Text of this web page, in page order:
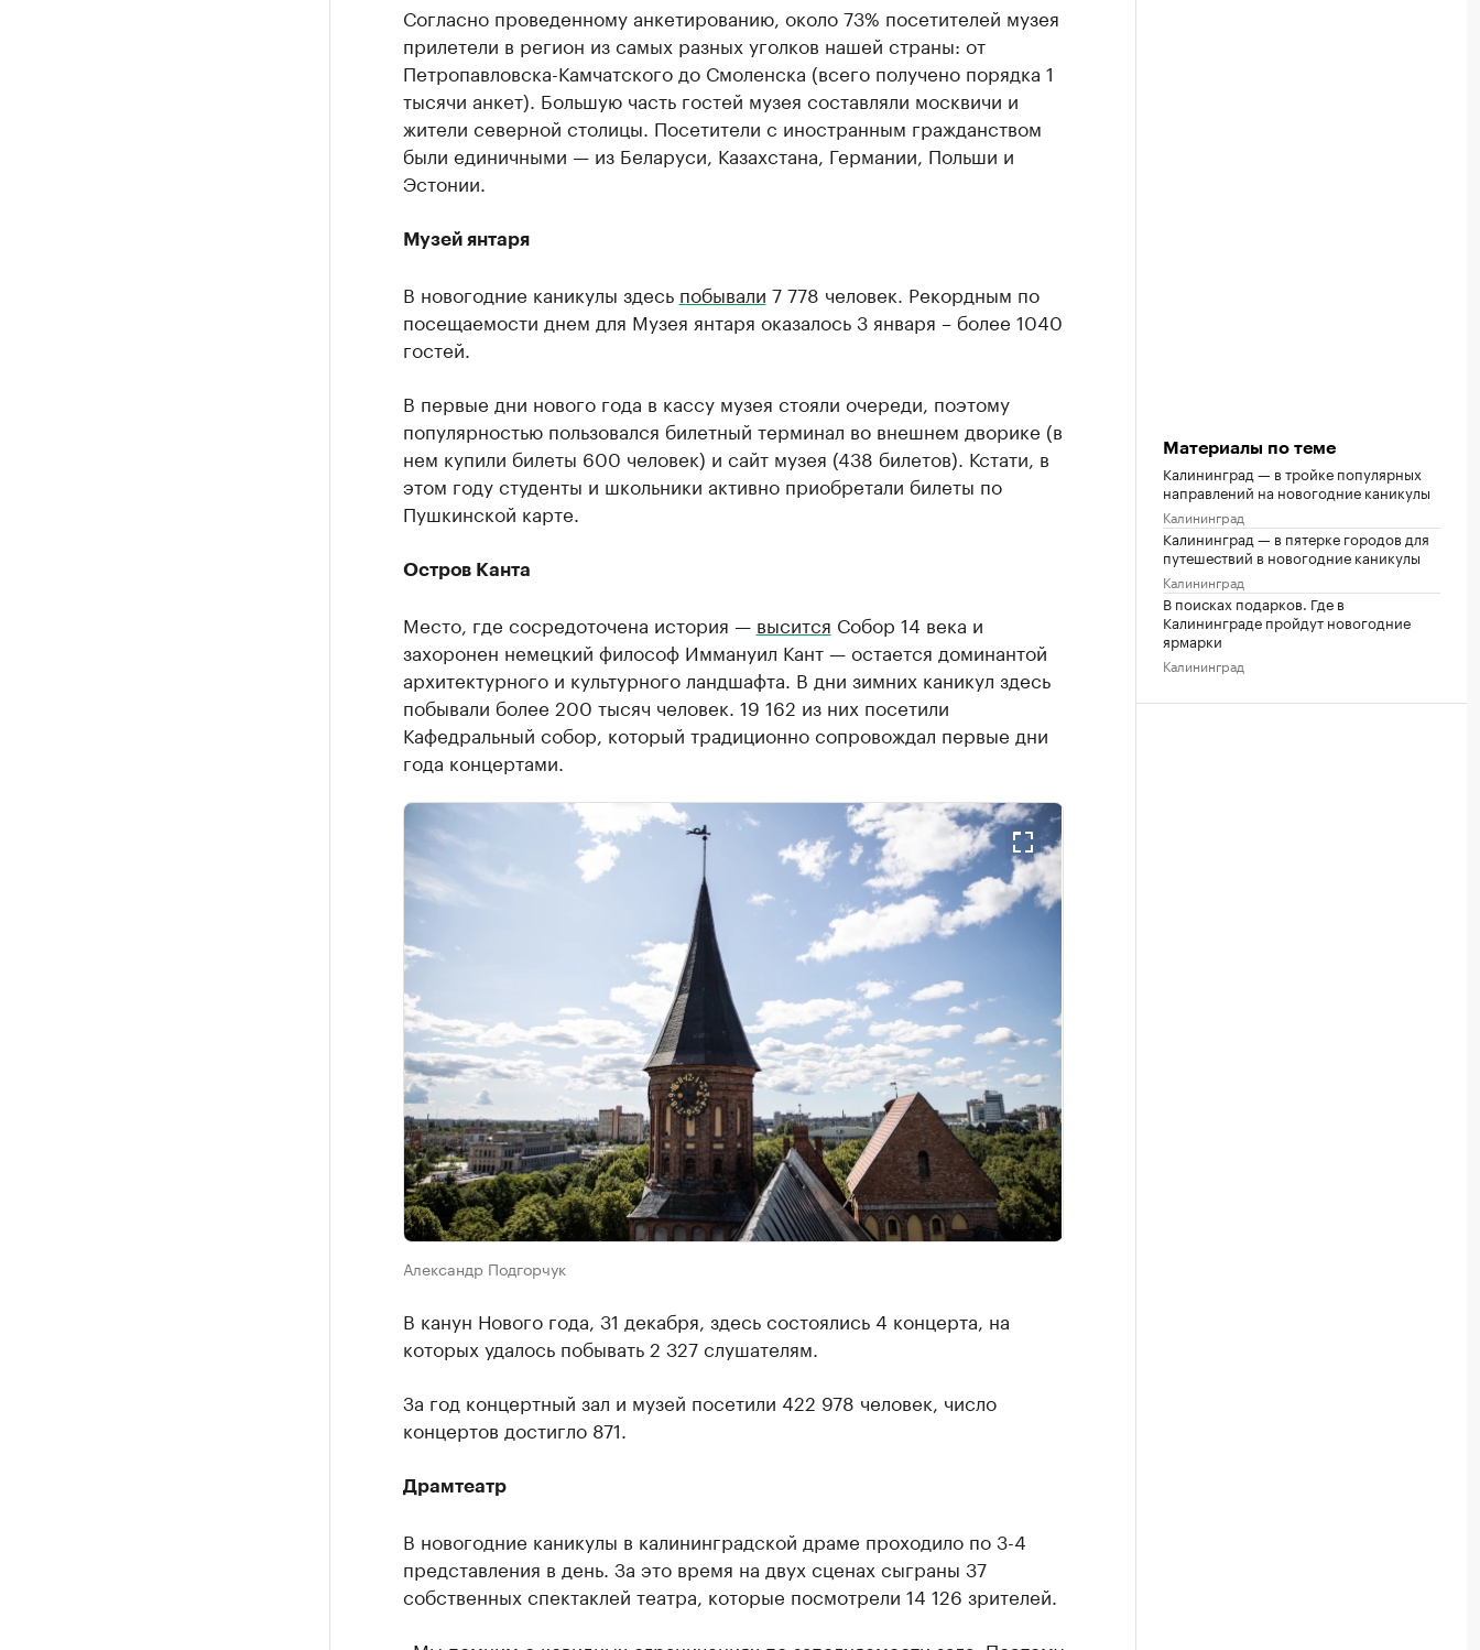
Согласно проведенному анкетированию, около 73% посетителей музея
прилетели в регион из самых разных уголков нашей страны: от
Петропавловска-Камчатского до Смоленска (всего получено порядка 1
тысячи анкет). Большую часть гостей музея составляли москвичи и
жители северной столицы. Посетители с иностранным гражданством
были единичными — из Беларуси, Казахстана, Германии, Польши и
Эстонии.
Музей янтаря
В новогодние каникулы здесь побывали 7 778 человек. Рекордным по
посещаемости днем для Музея янтаря оказалось 3 января – более 1040
гостей.
В первые дни нового года в кассу музея стояли очереди, поэтому
популярностью пользовался билетный терминал во внешнем дворике (в
нем купили билеты 600 человек) и сайт музея (438 билетов). Кстати, в
этом году студенты и школьники активно приобретали билеты по
Пушкинской карте.
Остров Канта
Место, где сосредоточена история — высится Собор 14 века и
захоронен немецкий философ Иммануил Кант — остается доминантой
архитектурного и культурного ландшафта. В дни зимних каникул здесь
побывали более 200 тысяч человек. 19 162 из них посетили
Кафедральный собор, который традиционно сопровождал первые дни
года концертами.
Александр Подгорчук
В канун Нового года, 31 декабря, здесь состоялись 4 концерта, на
которых удалось побывать 2 327 слушателям.
За год концертный зал и музей посетили 422 978 человек, число
концертов достигло 871.
Драмтеатр
В новогодние каникулы в калининградской драме проходило по 3-4
представления в день. За это время на двух сценах сыграны 37
собственных спектаклей театра, которые посмотрели 14 126 зрителей.
Материалы по теме
Калининград — в тройке популярных
направлений на новогодние каникулы
Калининград
Калининград — в пятерке городов для
путешествий в новогодние каникулы
Калининград
В поисках подарков. Где в
Калининграде пройдут новогодние
ярмарки
Калининград